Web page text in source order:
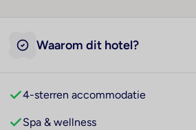
Waarom dit hotel?
4-sterren accommodatie
Spa & wellness